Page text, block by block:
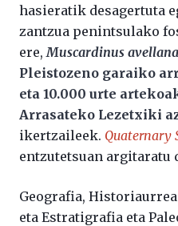
hasieratik desagertuta
zantzua penintsulako
ere,Muscardinus
Pleistozeno garaiko
eta 10.000 urte
Arrasateko Lezetxiki
ikertzaileek. Quaternary
entzutetsuan argitaratu
Geografia,
eta Estratigrafia eta